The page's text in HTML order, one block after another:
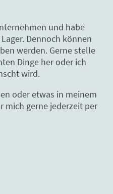
und habe
Dennoch können
werden. Gerne stelle
Dinge her oder ich
wird.
oder etwas in meinem
mich gerne jederzeit per